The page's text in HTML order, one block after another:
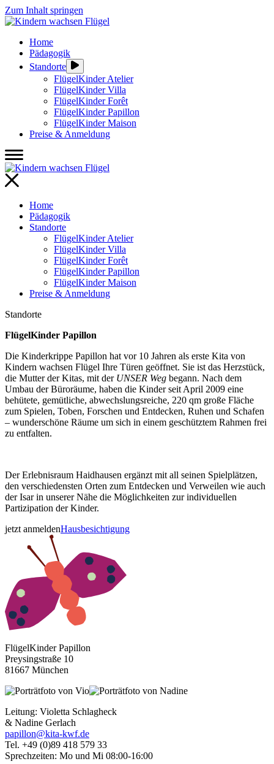
Zum Inhalt springen
Home
Pädagogik
Standorte
FlügelKinder Atelier
FlügelKinder Villa
FlügelKinder Forêt
FlügelKinder Papillon
FlügelKinder Maison
Preise & Anmeldung
Home
Pädagogik
Standorte
FlügelKinder Atelier
FlügelKinder Villa
FlügelKinder Forêt
FlügelKinder Papillon
FlügelKinder Maison
Preise & Anmeldung
Standorte
FlügelKinder Papillon
Die Kinderkrippe Papillon hat vor 10 Jahren als erste Kita von
Kindern wachsen Flügel Ihre Türen geöffnet. Sie ist das Herzstück,
die Mutter der Kitas, mit der UNSER Weg begann. Nach dem
Umbau der Büroräume, haben die Kinder seit April 2009 eine
behütete, gemütliche, abwechslungsreiche, 220 qm große Fläche
zum Spielen, Toben, Forschen und Entdecken, Ruhen und Schafen
– wunderschöne Räume um sich in einem geschütztem Rahmen frei
zu entfalten.
Der Erlebnisraum Haidhausen ergänzt mit all seinen Spielplätzen,
den verschiedensten Orten zum Entdecken und Verweilen wie auch
der Isar in unserer Nähe die Möglichkeiten zur individuellen
Partizipation der Kinder.
jetzt anmeldenHausbesichtigung
FlügelKinder Papillon
Preysingstraße 10
81667 München
Leitung: Violetta Schlagheck
& Nadine Gerlach
papillon@kita-kwf.de
Tel. +49 (0)89 418 579 33
Sprechzeiten: Mo und Mi 08:00-16:00